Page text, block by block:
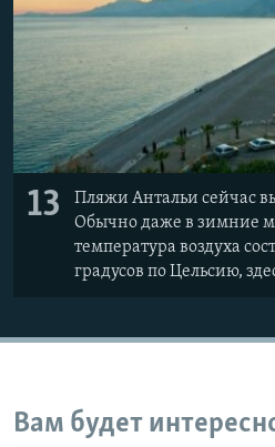
13
Пляжи Антальи сейчас
Обычно даже в зимние
температура воздуха
градусов по Цельсию,
Вам будет